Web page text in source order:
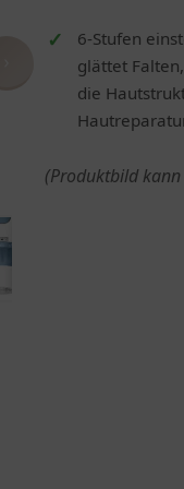
6-Stufen
glättet
die
(Produktbild